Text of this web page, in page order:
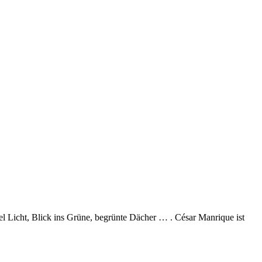
Licht, Blick ins Grüne, begrünte Dächer … . César Manrique ist